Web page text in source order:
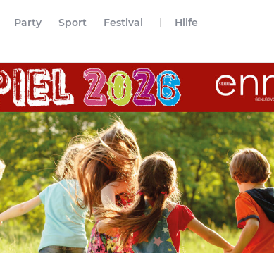
Party Sport Festival Hilfe